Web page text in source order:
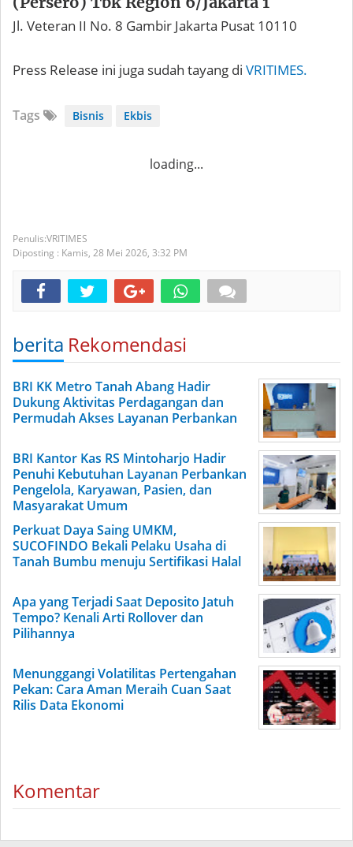
Jl. Veteran II No. 8 Gambir Jakarta Pusat 10110
Press Release ini juga sudah tayang di VRITIMES.
Tags Bisnis Ekbis
loading...
VRITIMES
Diposting : Kamis, 28 Mei 2026, 3:32 PM
berita Rekomendasi
BRI KK Metro Tanah Abang Hadir
Dukung Aktivitas Perdagangan dan
Permudah Akses Layanan Perbankan
BRI Kantor Kas RS Mintoharjo Hadir
Penuhi Kebutuhan Layanan Perbankan
Pengelola, Karyawan, Pasien, dan
Masyarakat Umum
Perkuat Daya Saing UMKM,
SUCOFINDO Bekali Pelaku Usaha di
Tanah Bumbu menuju Sertifikasi Halal
Apa yang Terjadi Saat Deposito Jatuh
Tempo? Kenali Arti Rollover dan
Pilihannya
Menunggangi Volatilitas Pertengahan
Pekan: Cara Aman Meraih Cuan Saat
Rilis Data Ekonomi
Komentar